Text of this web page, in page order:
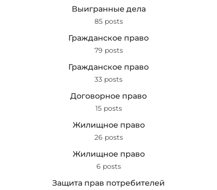
Выигранные дела
85 posts
Гражданское право
79 posts
Гражданское право
33 posts
Договорное право
15 posts
Жилищное право
26 posts
Жилищное право
6 posts
Защита прав потребителей